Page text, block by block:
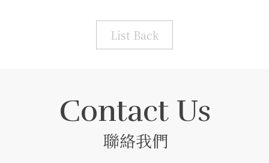
List Back
Contact Us
聯絡我們